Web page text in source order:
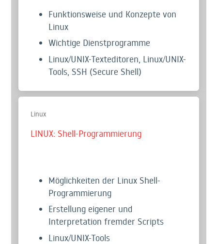
Funktionsweise und Konzepte von
Linux
Wichtige Dienstprogramme
Linux/UNIX-Texteditoren, Linux/UNIX-
Tools, SSH (Secure Shell)
Linux
LINUX: Shell-Programmierung
Möglichkeiten der Linux Shell-
Programmierung
Erstellung eigener und
Interpretation fremder Scripts
Linux/UNIX-Tools